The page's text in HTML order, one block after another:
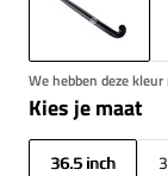
We hebben deze
Kies je maat
36.5 inch